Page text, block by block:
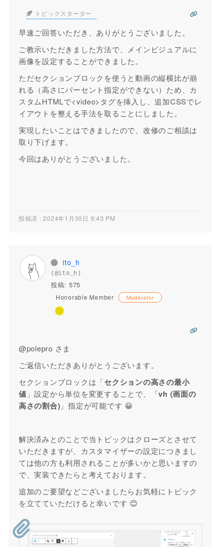
トピックスターター
早速ご回答いただき、ありがとうございました。
ご教示いただきました方法で、メインビジュアルに
画像を設定することができました。
ただセクションブロックを使うと動画の縦横比が崩
れる（高さにパーセント指定ができない）ため、カ
スタムHTMLで<video>タグを挿入し、追加CSSでレ
イアウトを整える手法を取ることにしました。
実現したいことはできましたので、改修のご相談は
取り下げます。
今回はありがとうございました。
投稿済 : 2024年1月30日 9:43 PM
ito_h
(@ito_h)
投稿: 575
Honorable Member Moderator
@polepro さま
ご返信いただきありがとうございます。
セクションブロックは「セクションの高さの最小
値 」設定から単位を変更することで、「vh (画面の
高さの割合) 」指定が可能です 😀
解決済みとのことで当トピックはクローズとさせて
いただきますが、カスタマイザーの設定につきまし
ては他の方も利用されることが多いかと思いますの
で、実装できたらと考えております。
追加のご要望などございましたらお気軽にトピック
を立てていただけると幸いです 😊